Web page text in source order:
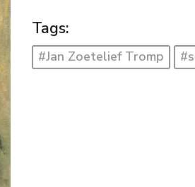
Tags:
#Jan Zoetelief Tromp